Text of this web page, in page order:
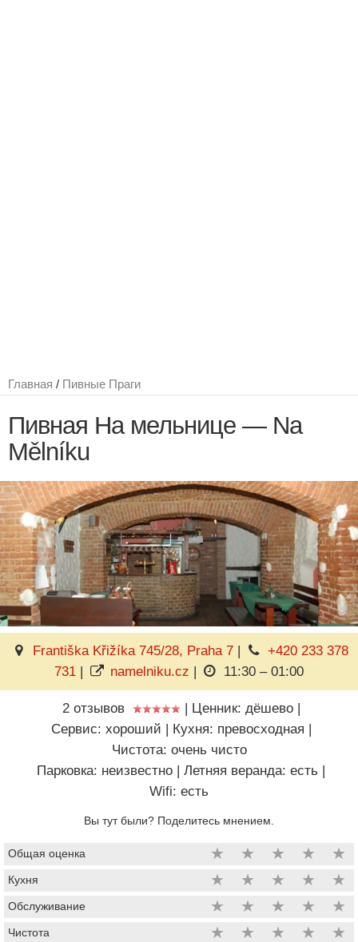
Главная / Пивные Праги
Пивная На мельнице — Na
Mělníku
Františka Křižíka 745/28, Praha 7 |
+420 233 378
731 | namelniku.cz | 11:30 – 01:00
2 отзывов | Ценник: дёшево |
Сервис: хороший | Кухня: превосходная |
Чистота: очень чисто
Парковка: неизвестно | Летняя веранда: есть |
Wifi: есть
Вы тут были? Поделитесь мнением.
Общая оценка ★ ★ ★ ★ ★
Кухня ★ ★ ★ ★ ★
Обслуживание ★ ★ ★ ★ ★
Чистота ★ ★ ★ ★ ★